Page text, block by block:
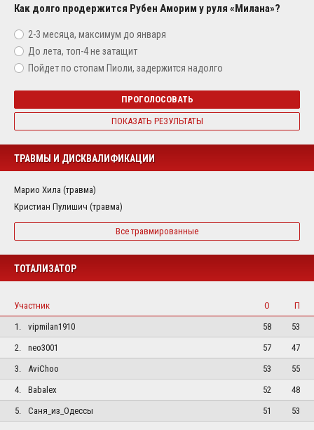
Как долго продержится Рубен Аморим у руля «Милана»?
2-3 месяца, максимум до января
До лета, топ-4 не затащит
Пойдет по стопам Пиоли, задержится надолго
ПРОГОЛОСОВАТЬ
ПОКАЗАТЬ РЕЗУЛЬТАТЫ
ТРАВМЫ И ДИСКВАЛИФИКАЦИИ
Марио Хила (травма)
Кристиан Пулишич (травма)
Все травмированные
ТОТАЛИЗАТОР
Участник О
П
1.
vipmilan1910 58
53
2.
neo3001 57
47
3.
AviChoo 53
55
4.
Babalex 52
48
5.
Саня_из_Одессы 51 53